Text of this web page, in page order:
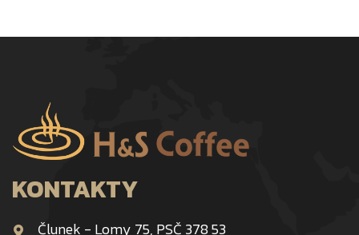
KONTAKTY
Člunek - Lomy 75, PSČ 378 53